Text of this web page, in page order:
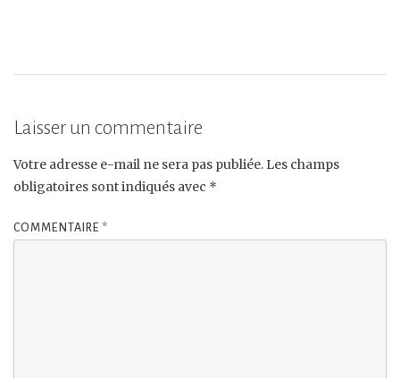
Laisser un commentaire
Votre adresse e-mail ne sera pas publiée. Les champs
obligatoires sont indiqués avec *
COMMENTAIRE *